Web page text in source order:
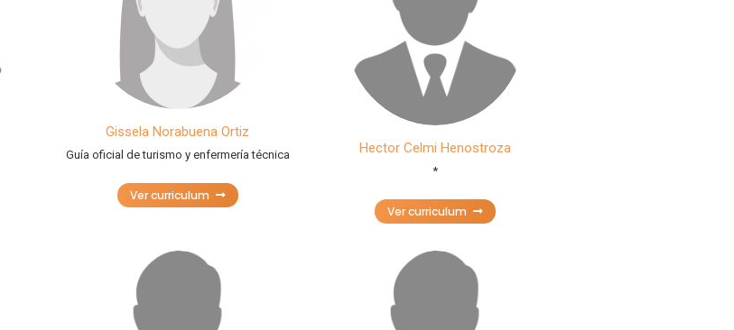
Gissela Norabuena Ortiz
Guía oficial de turismo y enfermería técnica
Ver curriculum
Hector Celmi Henostroza
*
Ver curriculum